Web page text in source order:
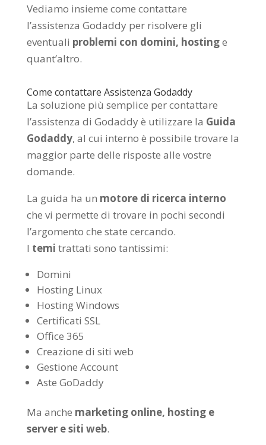
Vediamo insieme come contattare
l’assistenza Godaddy per risolvere gli
eventuali problemi con domini, hostinge
quant’altro.
Come contattare Assistenza Godaddy
La soluzione più semplice per contattare
l’assistenza di Godaddy è utilizzare la Guida
Godaddy, al cui interno è possibile trovare la
maggior parte delle risposte alle vostre
domande.
La guida ha un motore di ricerca interno
che vi permette di trovare in pochi secondi
l’argomento che state cercando.
I temi trattati sono tantissimi:
Domini
Hosting Linux
Hosting Windows
Certificati SSL
Office 365
Creazione di siti web
Gestione Account
Aste GoDaddy
Ma anche marketing online, hosting e
server e siti web.